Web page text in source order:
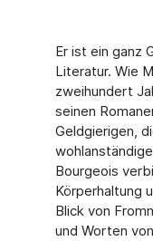
Er ist ein ganz
Literatur. Wie
zweihundert
seinen
Geldgierigen,
Bourgeois
Körperhaltung
Blick von
und Worten